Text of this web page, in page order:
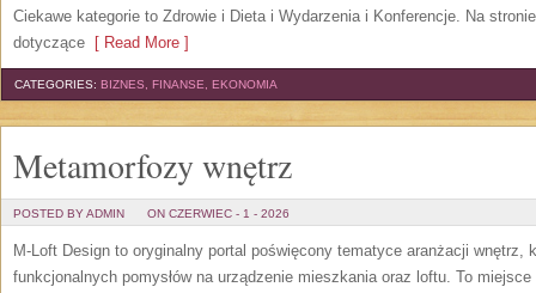
Ciekawe kategorie to Zdrowie i Dieta i Wydarzenia i Konferencje. Na
dotyczące [ Read More ]
CATEGORIES: BIZNES, FINANSE, EKONOMIA
Metamorfozy wnętrz
POSTED BY ADMIN ON CZERWIEC - 1 - 2026
M-Loft Design to oryginalny portal poświęcony tematyce aranżacji wnętrz,
funkcjonalnych pomysłów na urządzenie mieszkania oraz loftu. To